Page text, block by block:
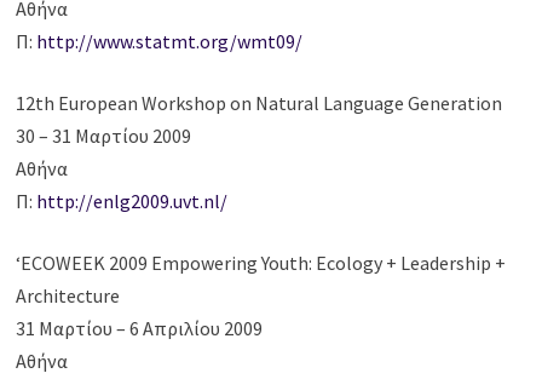
Αθήνα
Π: http://www.statmt.org/wmt09/
12th European Workshop on Natural Language Generation
30 – 31 Μαρτίου 2009
Αθήνα
Π: http://enlg2009.uvt.nl/
‘ECOWEEK 2009 Empowering Youth: Ecology + Leadership +
Architecture
31 Μαρτίου – 6 Απριλίου 2009
Αθήνα